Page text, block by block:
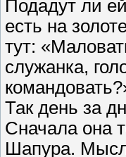
Подадут ли
есть на
тут:
служанка,
Так день за
Сначала она
Шапура.